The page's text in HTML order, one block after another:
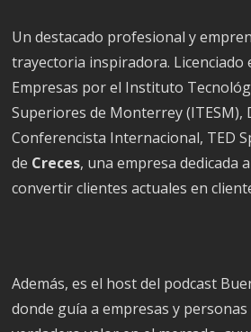
Un destacado profesional y
trayectoria inspiradora. Licenciado
Empresas por el Instituto
Superiores de Monterrey (ITESM),
Conferencista Internacional, TED
de Creces, una empresa dedicada
convertir clientes actuales en
Además, es el host del podcast
donde guía a empresas y